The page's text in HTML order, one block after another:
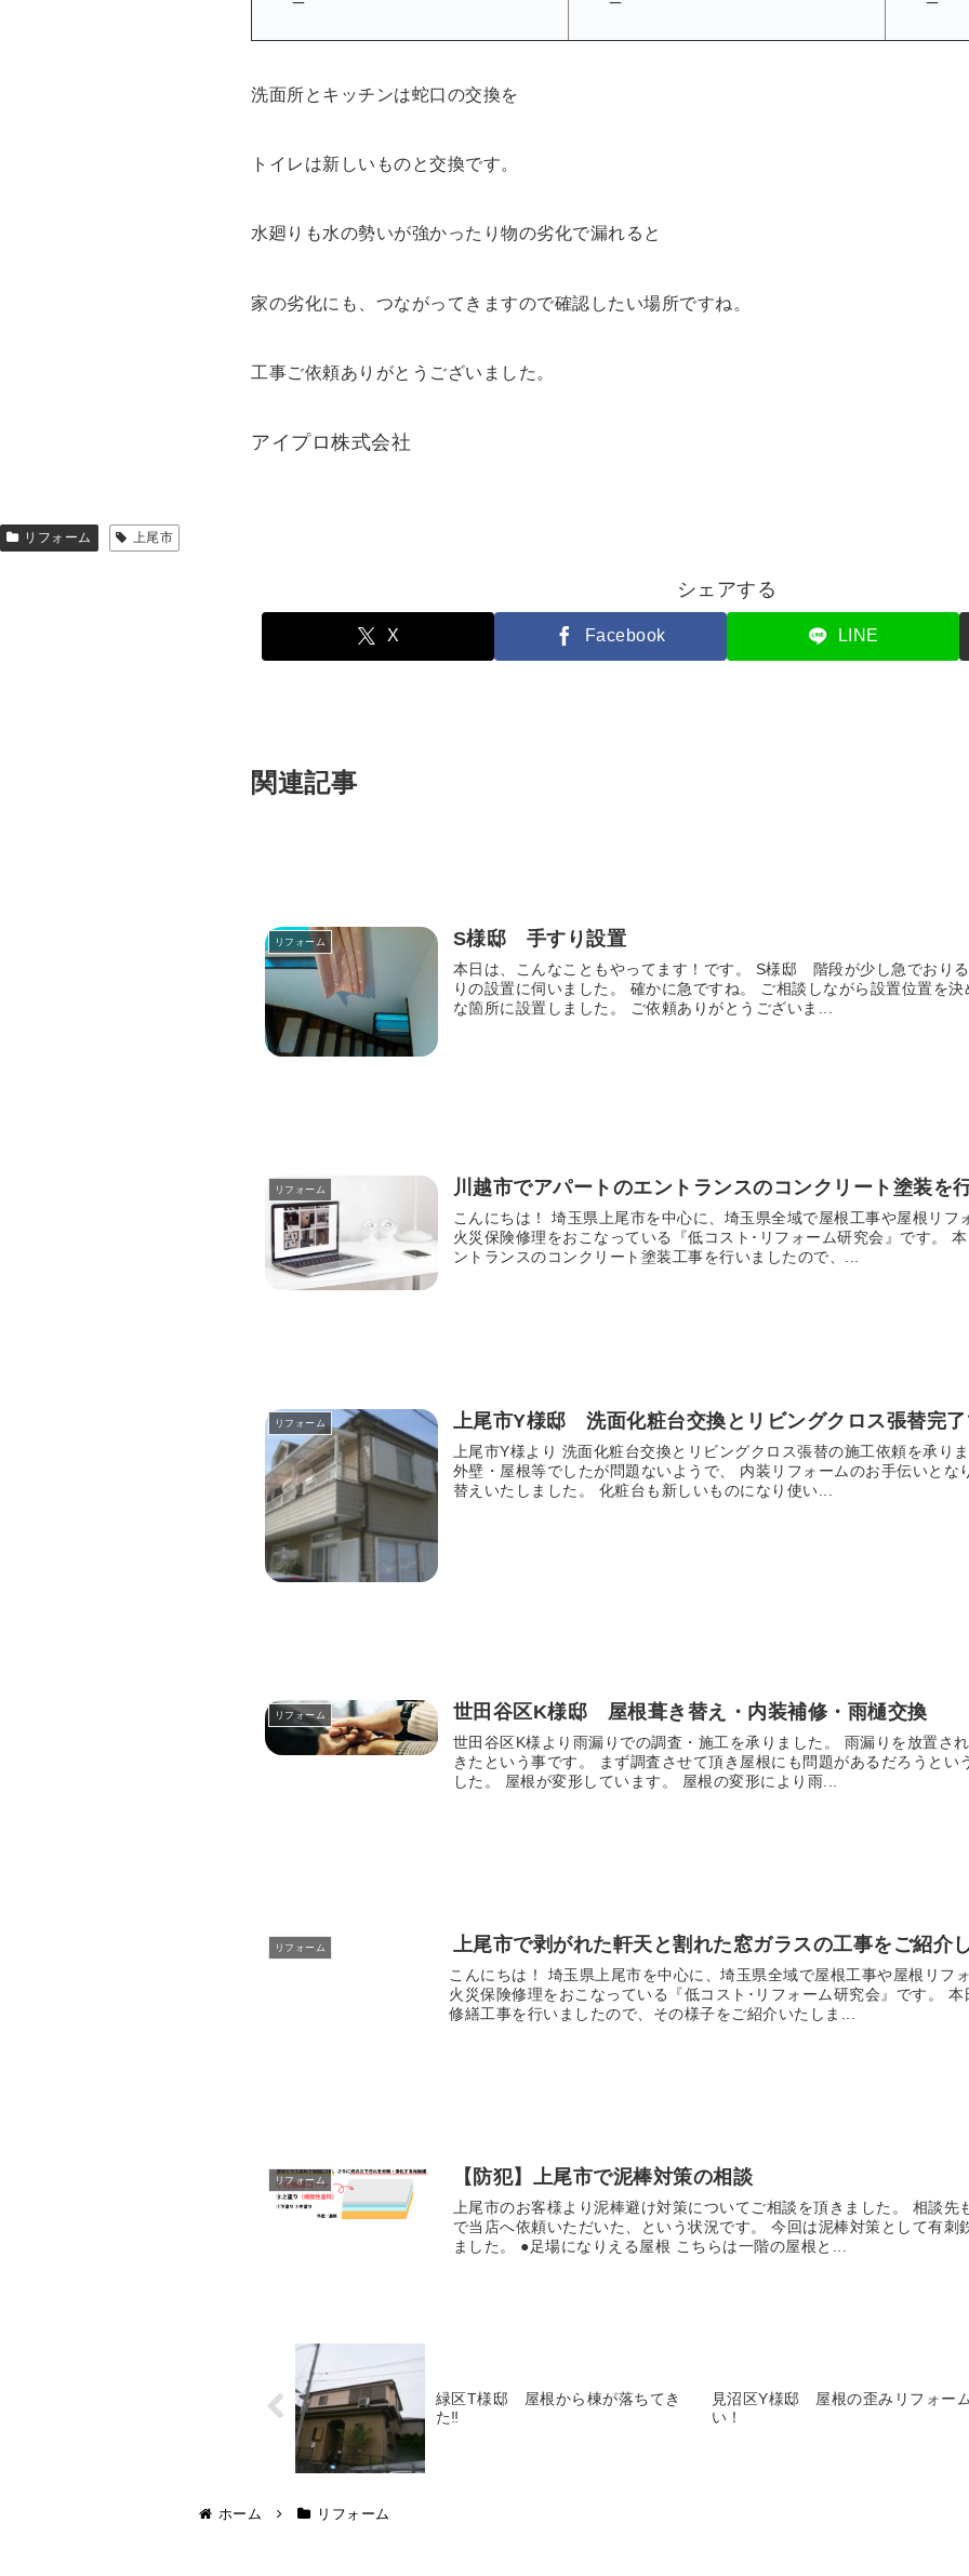
洗面所とキッチンは蛇口の交換を
トイレは新しいものと交換です。
水廻りも水の勢いが強かったり物の劣化で漏れると
家の劣化にも、つながってきますので確認したい場所ですね。
工事ご依頼ありがとうございました。
アイプロ株式会社
リフォーム 上尾市
シェアする
X Facebook LINE
関連記事
リフォーム S様邸 手すり設置
本日は、こんなこともやってます！です。 S様邸 階段が少し急でおり
りの設置に伺いました。 確かに急ですね。 ご相談しながら設置位置を
な箇所に設置しました。 ご依頼ありがとうございま...
リフォーム 川越市でアパートのエントランスのコンクリート塗装を
こんにちは！ 埼玉県上尾市を中心に、埼玉県全域で屋根工事や屋根リフ
火災保険修理をおこなっている『低コスト･リフォーム研究会』です。
ントランスのコンクリート塗装工事を行いましたので、...
リフォーム 上尾市Y様邸 洗面化粧台交換とリビングクロス張替完
上尾市Y様より 洗面化粧台交換とリビングクロス張替の施工依頼を承り
外壁・屋根等でしたが問題ないようで、 内装リフォームのお手伝いとな
替えいたしました。 化粧台も新しいものになり使い...
リフォーム 世田谷区K様邸 屋根葺き替え・内装補修・雨樋交換
世田谷区K様より雨漏りでの調査・施工を承りました。 雨漏りを放置さ
きたという事です。 まず調査させて頂き屋根にも問題があるだろうとい
した。 屋根が変形しています。 屋根の変形により雨...
リフォーム 上尾市で剥がれた軒天と割れた窓ガラスの工事をご紹介
こんにちは！ 埼玉県上尾市を中心に、埼玉県全域で屋根工事や屋根リフ
火災保険修理をおこなっている『低コスト･リフォーム研究会』です。
修繕工事を行いましたので、その様子をご紹介いたしま...
リフォーム 【防犯】上尾市で泥棒対策の相談
上尾市のお客様より泥棒避け対策についてご相談を頂きました。 相談
で当店へ依頼いただいた、という状況です。 今回は泥棒対策として有刺
ました。 ●足場になりえる屋根 こちらは一階の屋根と...
緑区T様邸 屋根から棟が落ちてき
た‼
見沼区Y様邸 屋根の歪みリフォー
い！
ホーム リフォーム